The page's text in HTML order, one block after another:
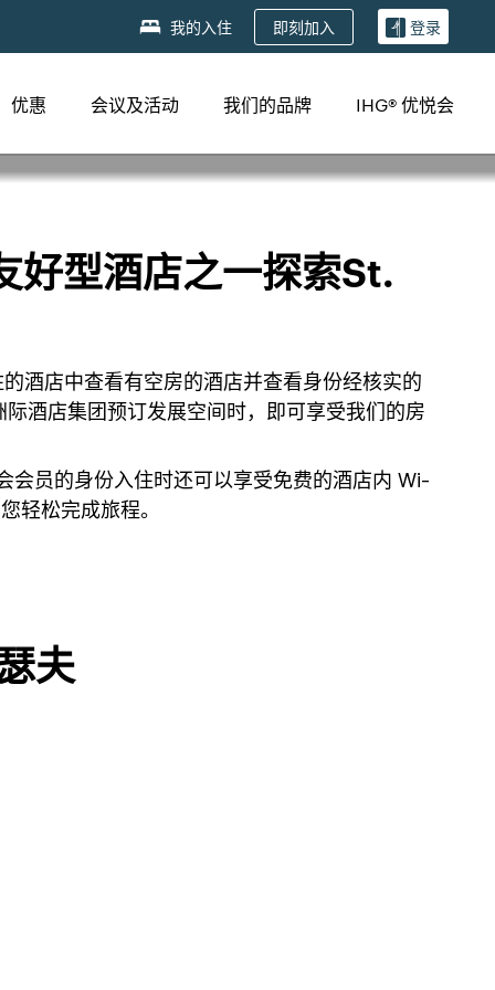
我的入住 即刻加入 登录
优惠 会议及活动 我们的品牌 IHG® 优悦会
好型酒店之一探索St.
酒店中查看有空房的酒店并查看身份经核实的
酒店集团预订发展空间时，即可享受我们的房
会员的身份入住时还可以享受免费的酒店内 Wi-
轻松完成旅程。
夫